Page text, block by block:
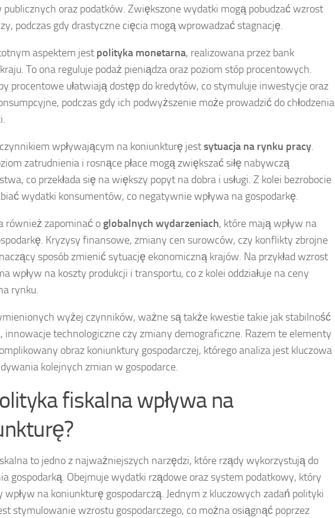
oraz podatków. Zwiększone wydatki mogą pobudzać wzrost
podczas gdy drastyczne cięcia mogą wprowadzać stagnację.
aspektem jest polityka monetarna, realizowana przez bank
To ona reguluje podaż pieniądza oraz poziom stóp procentowych.
procentowe ułatwiają dostęp do kredytów, co stymuluje inwestycje oraz
podczas gdy ich podwyższenie może prowadzić do chłodzenia
wpływającym na koniunkturę jestsytuacja na rynku pracy.
zatrudnienia i rosnące płace mogą zwiększać siłę nabywczą
co przekłada się na większy popyt na dobra i usługi. Z kolei bezrobocie
wydatki konsumentów, co negatywnie wpływa na gospodarkę.
również zapominać o globalnych wydarzeniach, które mają wpływ na
Kryzysy finansowe, zmiany cen surowców, czy konflikty zbrojne
sposób zmienić sytuację ekonomiczną krajów. Na przykład wzrost
wpływ na koszty produkcji i transportu, co z kolei oddziałuje na ceny
rynku.
wyżej czynników, ważne są także kwestie takie jak stabilność
innowacje technologiczne czy zmiany demograficzne. Razem te elementy
obraz koniunktury gospodarczej, którego analiza jest kluczowa
kolejnych zmian w gospodarce.
fiskalna wpływa na
to jedno z najważniejszych narzędzi, które rządy wykorzystują do
gospodarką. Obejmuje wydatki rządowe oraz system podatkowy, który
wpływ na koniunkturę gospodarczą. Jednym z kluczowych zadań polityki
stymulowanie wzrostu gospodarczego, co można osiągnąć poprzez